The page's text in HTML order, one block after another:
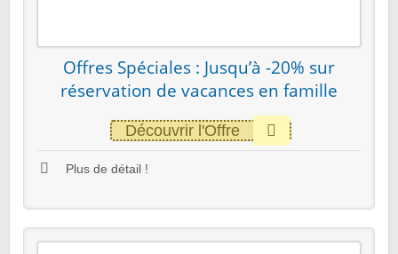
Offres Spéciales : Jusqu’à -20% sur
réservation de vacances en famille
Découvrir l'Offre
Plus de détail !